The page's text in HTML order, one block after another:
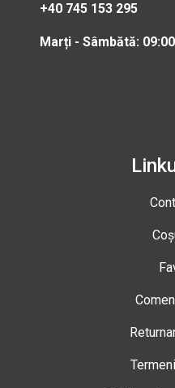
+40 745 153 295
Marți - Sâmbătă: